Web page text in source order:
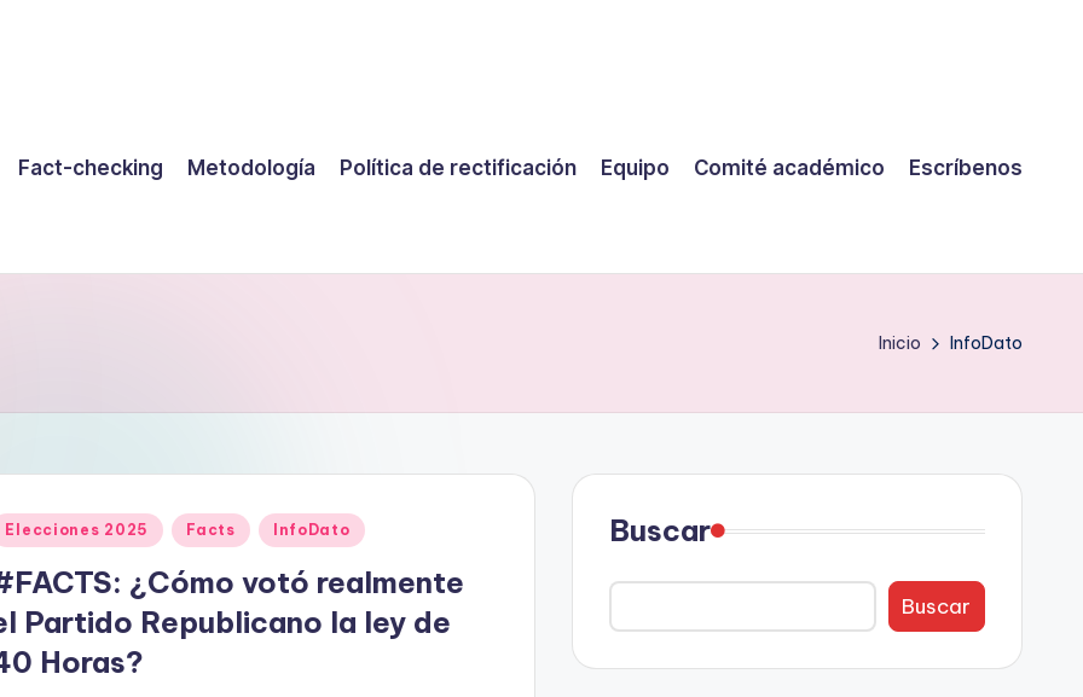
Fact-checking Metodología Política de rectificación Equipo Comité académico Escríbenos
Inicio InfoDato
Elecciones 2025 Facts InfoDato
¿Cómo votó realmente
Partido Republicano la ley de
Horas?
Buscar
Buscar